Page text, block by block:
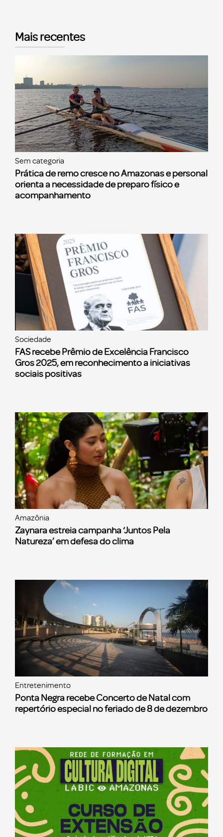
Mais recentes
Sem categoria
Prática de remo cresce no Amazonas e personal
orienta a necessidade de preparo físico e
acompanhamento
Sociedade
FAS recebe Prêmio de Excelência Francisco
Gros 2025, em reconhecimento a iniciativas
sociais positivas
Amazônia
Zaynara estreia campanha ‘Juntos Pela
Natureza’ em defesa do clima
Entretenimento
Ponta Negra recebe Concerto de Natal com
repertório especial no feriado de 8 de dezembro